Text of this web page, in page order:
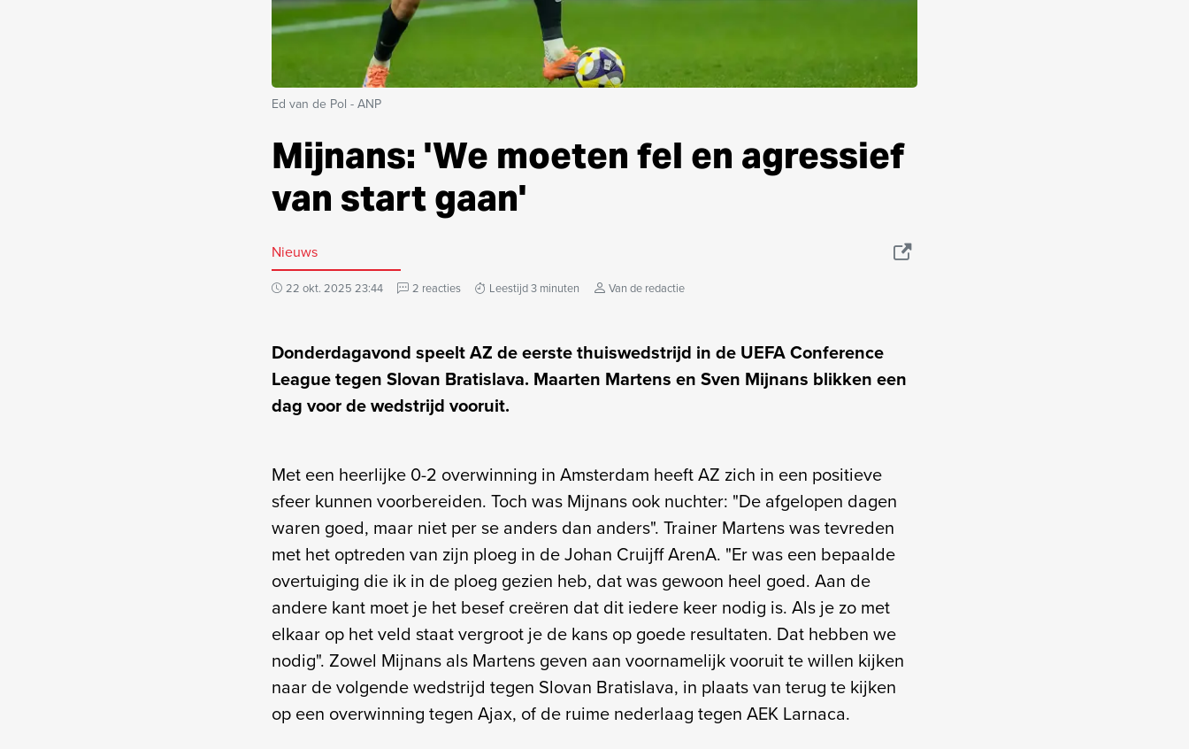
Ed van de Pol - ANP
Mijnans: 'We moeten fel en agressief
van start gaan'
Nieuws
22 okt. 2025 23:44 2 reacties Leestijd 3 minuten Van de redactie
Donderdagavond speelt AZ de eerste thuiswedstrijd in de UEFA Conference
League tegen Slovan Bratislava. Maarten Martens en Sven Mijnans blikken een
dag voor de wedstrijd vooruit.
Met een heerlijke 0-2 overwinning in Amsterdam heeft AZ zich in een positieve
sfeer kunnen voorbereiden. Toch was Mijnans ook nuchter: "De afgelopen dagen
waren goed, maar niet per se anders dan anders". Trainer Martens was tevreden
met het optreden van zijn ploeg in de Johan Cruijff ArenA. "Er was een bepaalde
overtuiging die ik in de ploeg gezien heb, dat was gewoon heel goed. Aan de
andere kant moet je het besef creëren dat dit iedere keer nodig is. Als je zo met
elkaar op het veld staat vergroot je de kans op goede resultaten. Dat hebben we
nodig". Zowel Mijnans als Martens geven aan voornamelijk vooruit te willen kijken
naar de volgende wedstrijd tegen Slovan Bratislava, in plaats van terug te kijken
op een overwinning tegen Ajax, of de ruime nederlaag tegen AEK Larnaca.